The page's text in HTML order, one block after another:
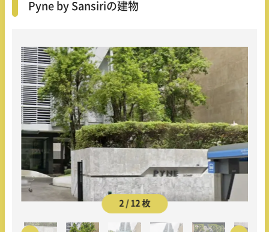
Pyne by Sansiriの建物
2 / 12 枚